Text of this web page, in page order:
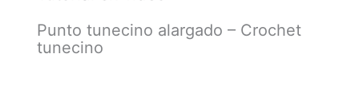
Punto tunecino alargado – Crochet
tunecino